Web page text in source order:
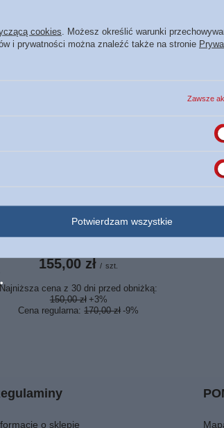
Biblia Gdańska
duża ekoskóra PU F2 złoto
duża czcionka czarna
155,00 zł / szt.
Najniższa cena z 30 dni przed obniżką:
150,00 zł +3%
Cena regularna:170,00 zł -9%
o sklepie
cookies . Możesz określić warunki
i prywatności można znaleźć także na stronie
Zawsze
Potwierdzam wszystkie